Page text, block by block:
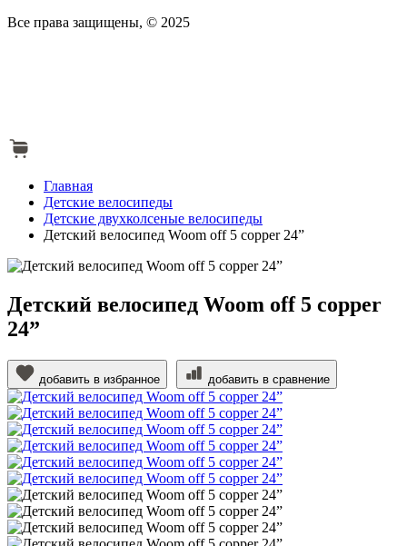
Все права защищены, © 2025
Главная
Детские велосипеды
Детские двухколсеные велосипеды
Детский велосипед Woom off 5 copper 24”
Детский велосипед Woom off 5 copper
24”
добавить в избранное добавить в сравнение